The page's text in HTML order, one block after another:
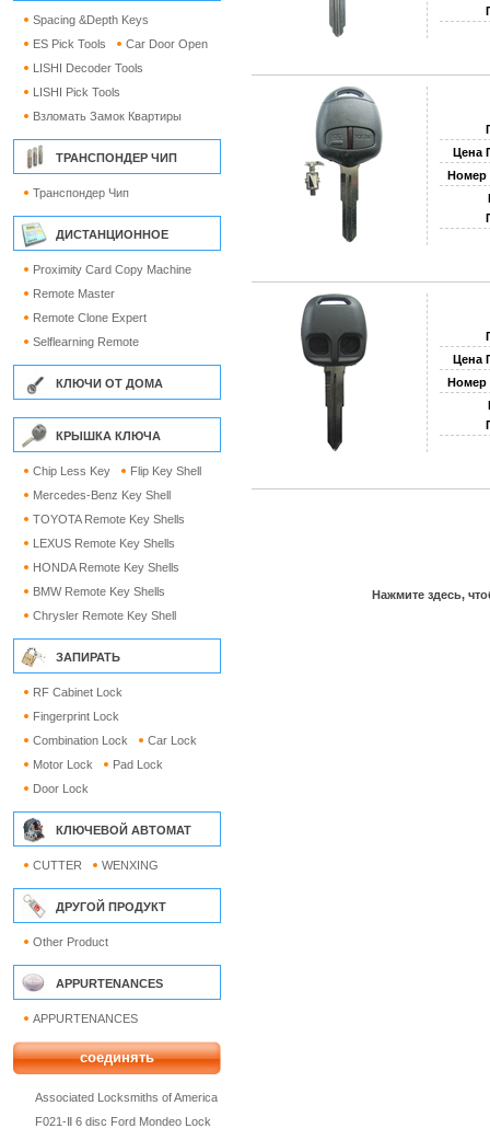
Spacing &Depth Keys
ES Pick Tools
Car Door Open
LISHI Decoder Tools
LISHI Pick Tools
Взломать Замок Квартиры
ТРАНСПОНДЕР ЧИП
Транспондер Чип
ДИСТАНЦИОННОЕ
Proximity Card Copy Machine
Remote Master
Remote Clone Expert
Selflearning Remote
КЛЮЧИ ОТ ДОМА
КРЫШКА КЛЮЧА
Chip Less Key
Flip Key Shell
Mercedes-Benz Key Shell
TOYOTA Remote Key Shells
LEXUS Remote Key Shells
HONDA Remote Key Shells
BMW Remote Key Shells
Chrysler Remote Key Shell
ЗАПИРАТЬ
RF Cabinet Lock
Fingerprint Lock
Combination Lock
Car Lock
Motor Lock
Pad Lock
Door Lock
КЛЮЧЕВОЙ АВТОМАТ
CUTTER WENXING
ДРУГОЙ ПРОДУКТ
Other Product
APPURTENANCES
APPURTENANCES
соединять
Associated Locksmiths of America
F021-Ⅱ 6 disc Ford Mondeo Lock
Цена
Номер
Цена
Номер
Нажмите здесь,